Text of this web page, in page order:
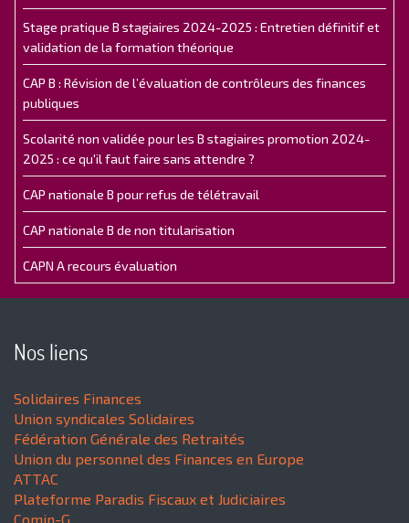
Stage pratique B stagiaires 2024-2025 : Entretien définitif et
validation de la formation théorique
CAP B : Révision de l’évaluation de contrôleurs des finances
publiques
Scolarité non validée pour les B stagiaires promotion 2024-
2025 : ce qu'il faut faire sans attendre ?
CAP nationale B pour refus de télétravail
CAP nationale B de non titularisation
CAPN A recours évaluation
Nos liens
Solidaires Finances
Union syndicales Solidaires
Fédération Générale des Retraités
Union du personnel des Finances en Europe
ATTAC
Plateforme Paradis Fiscaux et Judiciaires
Comin-G